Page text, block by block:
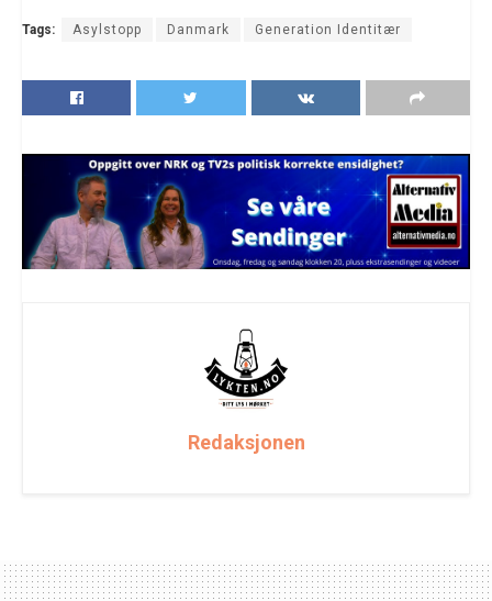
Tags: Asylstopp Danmark Generation Identitær
Redaksjonen